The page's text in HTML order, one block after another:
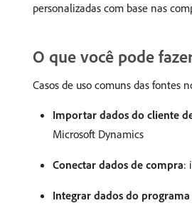
personalizadas com base nas
O que você pode
Casos de uso comuns das fontes
Importar dados do cliente
Microsoft Dynamics
Conectar dados de compra:
Integrar dados do